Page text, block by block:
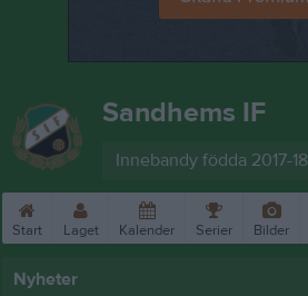
Sandhems IF
Innebandy födda 2017-18
Start Laget Kalender Serier Bilder
Nyheter